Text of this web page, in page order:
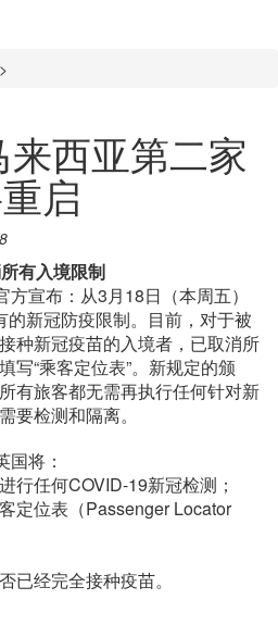
>
西亚第二家
启
有入境限制
宣布：从3月18日（本周五）
新冠防疫限制。目前，对于被
种新冠疫苗的入境者，已取消所
写“乘客定位表”。新规定的颁
有旅客都无需再执行任何针对新
要检测和隔离。
将：
行任何COVID-19新冠检测；
定位表（Passenger Locator
已经完全接种疫苗。